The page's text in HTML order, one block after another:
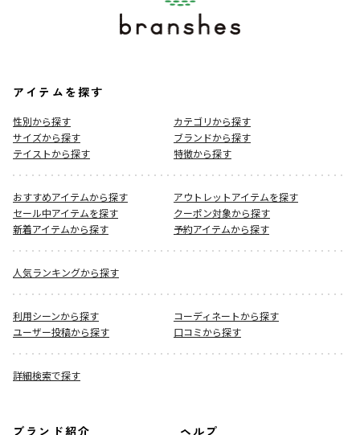
アイテムを探す
性別から探す
カテゴリから探す
サイズから探す
ブランドから探す
テイストから探す
特徴から探す
おすすめアイテムから探す
アウトレットアイテムを探す
セール中アイテムを探す
クーポン対象から探す
新着アイテムから探す
予約アイテムから探す
人気ランキングから探す
利用シーンから探す
コーディネートから探す
ユーザー投稿から探す
口コミから探す
詳細検索で探す
ブランド紹介 ヘルプ